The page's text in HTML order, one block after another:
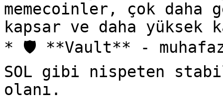
memecoinler, çok
kapsar ve daha
* 🛡️ **Vault** -
SOL gibi nispeten
olanı.